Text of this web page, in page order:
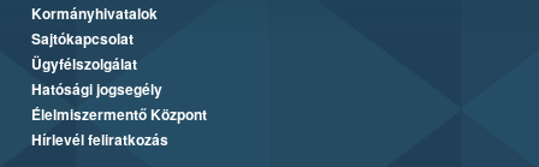
Kormányhivatalok
Sajtókapcsolat
Ügyfélszolgálat
Hatósági jogsegély
Élelmiszermentő Központ
Hírlevél feliratkozás